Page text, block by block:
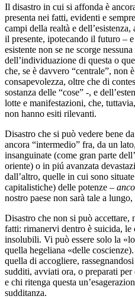
Il disastro in cui si affonda è
presenta nei fatti, evidenti e
campi della realtà e
il presente, ipotecando il futuro –
esistente non se ne scorge
dell’individuazione di questa o
che, se è davvero “centrale”, non
consapevolezza, oltre che di
sostanza delle “cose” -, e
lotte e manifestazioni, che,
non hanno esiti rilevanti.
Disastro che si può vedere bene
ancora “intermedio” fra, da un
insanguinate (come gran parte
oriente) o in piú avanzata
dall’altro, quelle in cui sono
capitalistiche) delle potenze –
nostro paese non sarà tale a
Disastro che non si può accettare,
fatti: rimanervi dentro è suicida,
insolubili. Vi può essere solo la
quella hegeliana «delle
quella di accogliere,
sudditi, avviati ora, o preparati
e chi ritenga questa
sudditanza.